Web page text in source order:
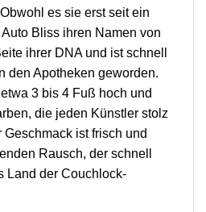
es sie erst seit ein
Bliss ihren Namen von
ihrer DNA und ist schnell
den Apotheken geworden.
3 bis 4 Fuß hoch und
die jeden Künstler stolz
ist frisch und
Rausch, der schnell
Land der Couchlock-